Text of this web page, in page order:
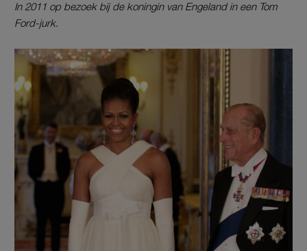
In 2011 op bezoek bij de koningin van Engeland in een Tom
Ford-jurk.